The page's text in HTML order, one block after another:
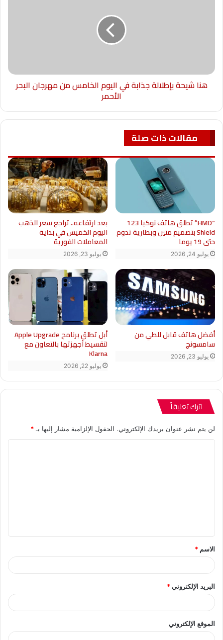
هنا شيحة بإطلالة جذابة في اليوم الخامس من مهرجان البحر
الأحمر
مقالات ذات صلة
“HMD” تطلق هاتف نوكيا 123
Shield بتصميم متين وبطارية تدوم
حتى 19 يوما
يوليو 24, 2026
بعد ارتفاعه.. تراجع سعر الذهب
اليوم الخميس في بداية
المعاملات الفورية
يوليو 23, 2026
أفضل هاتف قابل للطي من
سامسونج
يوليو 23, 2026
أبل تطلق برنامج Apple Upgrade
لتقسيط أجهزتها بالتعاون مع
Klarna
يوليو 22, 2026
اترك تعليقاً
لن يتم نشر عنوان بريدك الإلكتروني. الحقول الإلزامية مشار إليها بـ *
ق
*
الاسم *
البريد الإلكتروني*
الموقع الإلكتروني